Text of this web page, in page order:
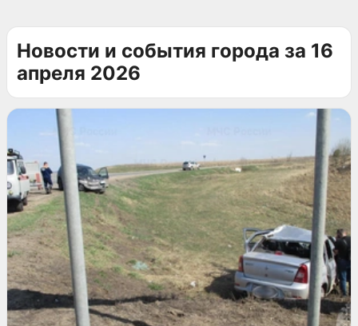
Новости и события города за 16
апреля 2026